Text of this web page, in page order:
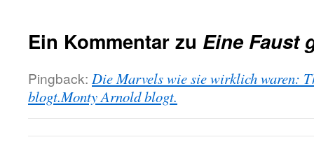
Ein Kommentar zu Eine Faust
Pingback: Die Marvels wie sie wirklich waren:
blogt.Monty Arnold blogt.